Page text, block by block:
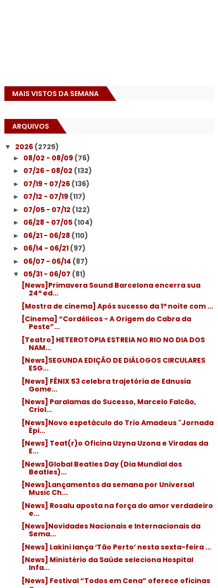
MAIS VISTOS DA SEMANA
ARQUIVOS
▼ 2026 (2725)
► 08/02 - 08/09 (76)
► 07/26 - 08/02 (132)
► 07/19 - 07/26 (136)
► 07/12 - 07/19 (117)
► 07/05 - 07/12 (122)
► 06/28 - 07/05 (104)
► 06/21 - 06/28 (110)
► 06/14 - 06/21 (97)
► 06/07 - 06/14 (87)
▼ 05/31 - 06/07 (81)
[News]Primavera Sound Barcelona encerra sua
24ª ed...
[Mostra de cinema] Após sucesso da 1ª noite com ...
[Cinema] “Cordélicos - A Origem do Cabra da
Peste”...
[Teatro] HETEROTOPIA ESTREIA NO RIO NO DIA DOS
NAM...
[News]SEGUNDA EDIÇÃO DE DIÁLOGOS CIRCULARES
ESG...
[News] FÊNIX 53 celebra trajetória de Ednusia
Gome...
[News] Paralamas do Sucesso, Marcelo Falcão,
Criol...
[News]Novo espetáculo do Trio Amadeus "Jornada
Épi...
[News] Teat(r)o Oficina Uzyna Uzona e Viradas da
E...
[News]Global Beatles Day (Dia Mundial dos
Beatles)...
[News]Lançamentos da semana por Universal
Music Ch...
[News] Rosalu aposta na força do amor verdadeiro
e...
[News]Novidades Nacionais e Internacionais da
Sema...
[News] Lakini lança ‘Tão Perto’ nesta sexta-feira ...
[News] Ministério da Saúde seleciona Hospital
Infa...
[News] Festival “Todos em Cena” oferece oficinas